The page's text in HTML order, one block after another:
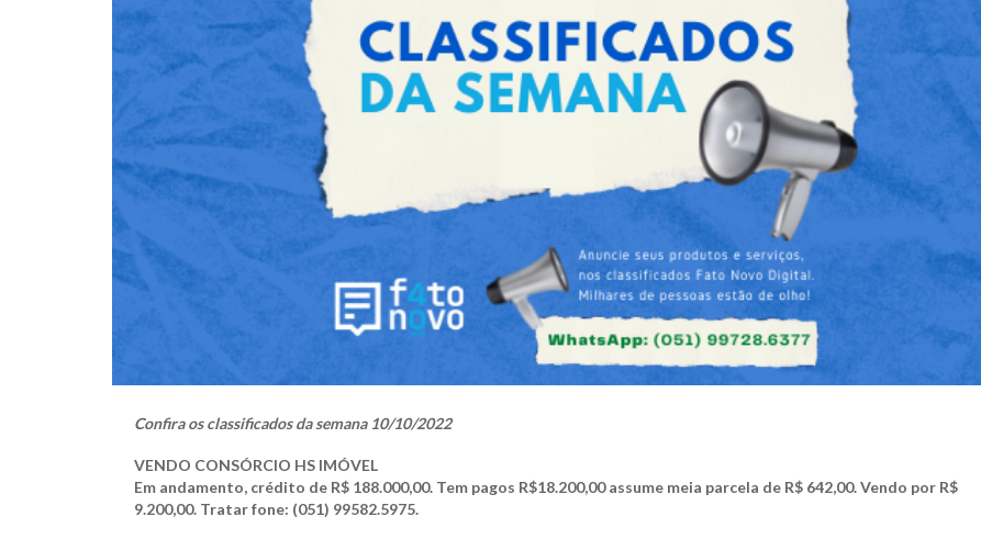
Confira os classificados da semana 10/10/2022
VENDO CONSÓRCIO HS IMÓVEL
Em andamento, crédito de R$ 188.000,00. Tem pagos R$18.200,00 assume meia parcela de R$ 642,00. Vendo por R$
9.200,00. Tratar fone: (051) 99582.5975.